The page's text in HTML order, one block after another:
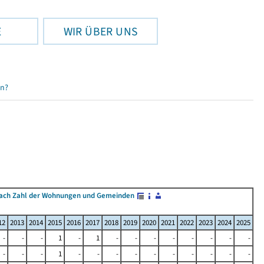
WIR ÜBER UNS
Zahl der Wohnungen und Gemeinden
2013 2014 2015 2016 2017 2018 2019 2020 2021 2022 2023 2024 2025
- - - 1 - 1 - - - - - - -
-
- - - 1 - - - - - - - - -
-